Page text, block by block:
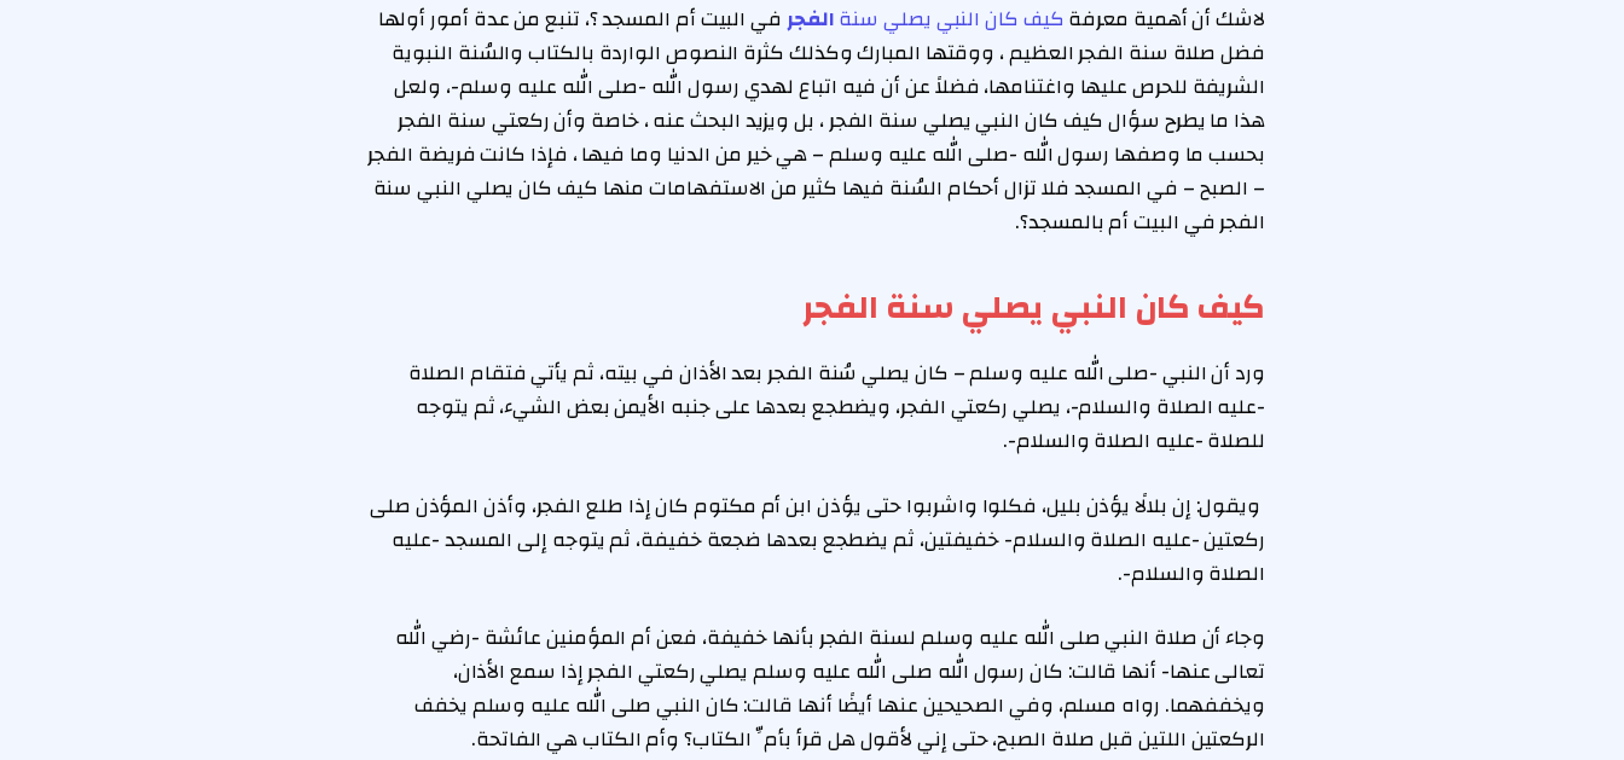
لاشك أن أهمية معرفة كيف كان النبي يصلي سنةالفجر في البيت أم المسجد ؟، تنبع من عدة أمور أولها
فضل صلاة سنة الفجر العظيم ، ووقتها المبارك وكذلك كثرة النصوص الواردة بالكتاب والسُنة النبوية
الشريفة للحرص عليها واغتنامها، فضلاً عن أن فيه اتباع لهدي رسول الله -صلى الله عليه وسلم-، ولعل
هذا ما يطرح سؤال كيف كان النبي يصلي سنة الفجر ، بل ويزيد البحث عنه ، خاصة وأن ركعتي سنة الفجر
بحسب ما وصفها رسول الله -صلى الله عليه وسلم – هي خير من الدنيا وما فيها ، فإذا كانت فريضة الفجر
– الصبح – في المسجد فلا تزال أحكام السُنة فيها كثير من الاستفهامات منها كيف كان يصلي النبي سنة
الفجر في البيت أم بالمسجد؟.
كيف كان النبي يصلي سنة الفجر
ورد أن النبي -صلى الله عليه وسلم – كان يصلي سُنة الفجر بعد الأذان في بيته، ثم يأتي فتقام الصلاة
-عليه الصلاة والسلام-، يصلي ركعتي الفجر، ويضطجع بعدها على جنبه الأيمن بعض الشيء، ثم يتوجه
للصلاة -عليه الصلاة والسلام-.
ويقول: إن بلالًا يؤذن بليل، فكلوا واشربوا حتى يؤذن ابن أم مكتوم كان إذا طلع الفجر، وأذن المؤذن صلى
ركعتين -عليه الصلاة والسلام- خفيفتين، ثم يضطجع بعدها ضجعة خفيفة، ثم يتوجه إلى المسجد -عليه
الصلاة والسلام-.
وجاء أن صلاة النبي صلى الله عليه وسلم لسنة الفجر بأنها خفيفة، فعن أم المؤمنين عائشة -رضي الله
تعالى عنها- أنها قالت: كان رسول الله صلى الله عليه وسلم يصلي ركعتي الفجر إذا سمع الأذان،
ويخففهما. رواه مسلم، وفي الصحيحين عنها أيضًا أنها قالت: كان النبي صلى الله عليه وسلم يخفف
الركعتين اللتين قبل صلاة الصبح، حتى إني لأقول هل قرأ بأمِّ الكتاب؟ وأم الكتاب هي الفاتحة.